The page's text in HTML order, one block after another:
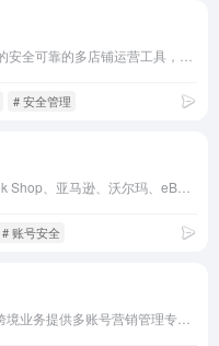
# 安全管理
# 账号安全